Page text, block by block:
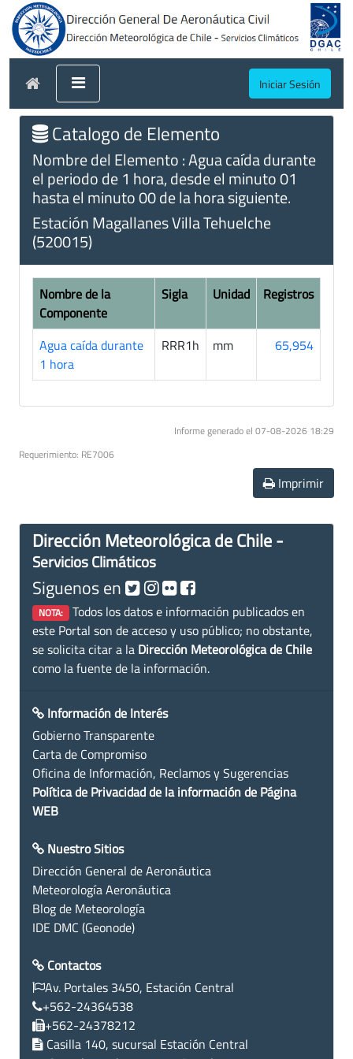
Iniciar Sesión
Catalogo de Elemento
Nombre del Elemento : Agua caída durante
el periodo de 1 hora, desde el minuto 01
hasta el minuto 00 de la hora siguiente.
Estación Magallanes Villa Tehuelche
(520015)
Nombre de la
Componente
Sigla Unidad Registros
Agua caída durante
1 hora
RRR1h mm 65,954
Informe generado el 07-08-2026 18:29
Requerimiento: RE7006
Imprimir
Dirección Meteorológica de Chile -
Servicios Climáticos
Siguenos en
NOTA: Todos los datos e información publicados en
este Portal son de acceso y uso público; no obstante,
se solicita citar a la Dirección Meteorológica de Chile
como la fuente de la información.
Información de Interés
Gobierno Transparente
Carta de Compromiso
Oficina de Información, Reclamos y Sugerencias
Política de Privacidad de la información de Página
WEB
Nuestro Sitios
Dirección General de Aeronáutica
Meteorología Aeronáutica
Blog de Meteorología
IDE DMC (Geonode)
Contactos
Av. Portales 3450, Estación Central
+562-24364538
+562-24378212
Casilla 140, sucursal Estación Central